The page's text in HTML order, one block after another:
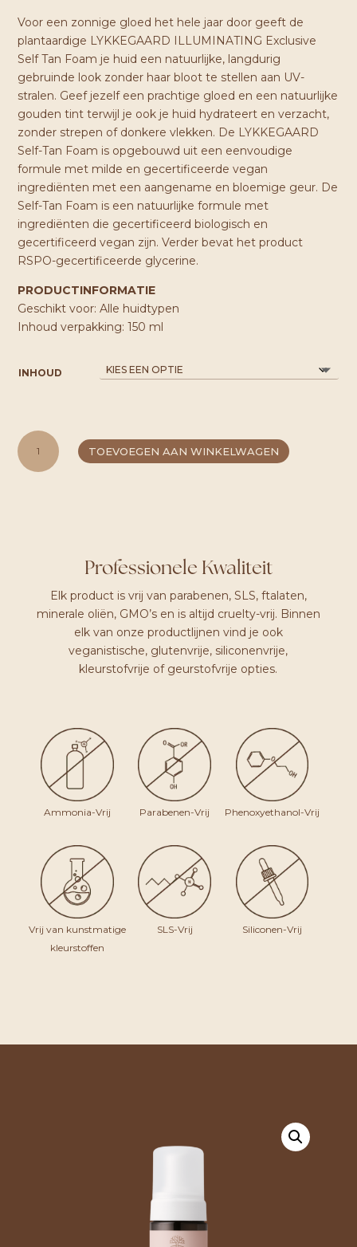
Voor een zonnige gloed het hele jaar door geeft de
plantaardige LYKKEGAARD ILLUMINATING Exclusive
Self Tan Foam je huid een natuurlijke, langdurig
gebruinde look zonder haar bloot te stellen aan UV-
stralen. Geef jezelf een prachtige gloed en een natuurlijke
gouden tint terwijl je ook je huid hydrateert en verzacht,
zonder strepen of donkere vlekken. De LYKKEGAARD
Self-Tan Foam is opgebouwd uit een eenvoudige
formule met milde en gecertificeerde vegan
ingrediënten met een aangename en bloemige geur. De
Self-Tan Foam is een natuurlijke formule met
ingrediënten die gecertificeerd biologisch en
gecertificeerd vegan zijn. Verder bevat het product
RSPO-gecertificeerde glycerine.
PRODUCTINFORMATIE
Geschikt voor: Alle huidtypen
Inhoud verpakking: 150 ml
INHOUD
LYKKEGAARD
ILLUMINATING
EXCLUSIVE
TOEVOEGEN AAN WINKELWAGEN
Professionele Kwaliteit
Elk product is vrij van parabenen, SLS, ftalaten,
minerale oliën, GMO’s en is altijd cruelty-vrij. Binnen
elk van onze productlijnen vind je ook
veganistische, glutenvrije, siliconenvrije,
kleurstofvrije of geurstofvrije opties.
Ammonia-Vrij Parabenen-Vrij Phenoxyethanol-Vrij
Vrij van kunstmatige
kleurstoffen
SLS-Vrij Siliconen-Vrij